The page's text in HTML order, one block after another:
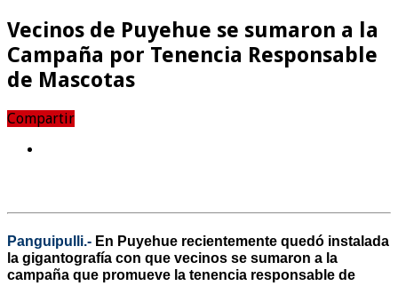
Vecinos de Puyehue se sumaron a la
Campaña por Tenencia Responsable
de Mascotas
Compartir
Panguipulli.- En Puyehue recientemente quedó instalada
la gigantografía con que vecinos se sumaron a la
campaña que promueve la tenencia responsable de